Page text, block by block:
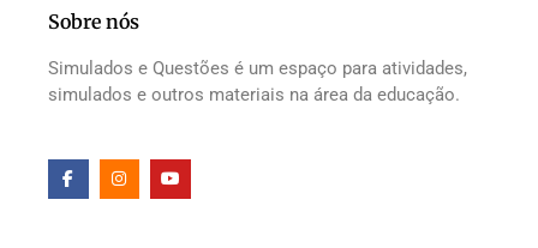
Sobre nós
Simulados e Questões é um espaço para atividades,
simulados e outros materiais na área da educação.